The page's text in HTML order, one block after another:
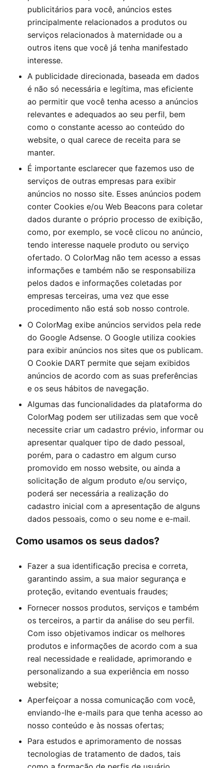
publicitários para você, anúncios estes
principalmente relacionados a produtos ou
serviços relacionados à maternidade ou a
outros itens que você já tenha manifestado
interesse.
A publicidade direcionada, baseada em dados
é não só necessária e legítima, mas eficiente
ao permitir que você tenha acesso a anúncios
relevantes e adequados ao seu perfil, bem
como o constante acesso ao conteúdo do
website, o qual carece de receita para se
manter.
É importante esclarecer que fazemos uso de
serviços de outras empresas para exibir
anúncios no nosso site. Esses anúncios podem
conter Cookies e/ou Web Beacons para coletar
dados durante o próprio processo de exibição,
como, por exemplo, se você clicou no anúncio,
tendo interesse naquele produto ou serviço
ofertado. O ColorMag não tem acesso a essas
informações e também não se responsabiliza
pelos dados e informações coletadas por
empresas terceiras, uma vez que esse
procedimento não está sob nosso controle.
O ColorMag exibe anúncios servidos pela rede
do Google Adsense. O Google utiliza cookies
para exibir anúncios nos sites que os publicam.
O Cookie DART permite que sejam exibidos
anúncios de acordo com as suas preferências
e os seus hábitos de navegação.
Algumas das funcionalidades da plataforma do
ColorMag podem ser utilizadas sem que você
necessite criar um cadastro prévio, informar ou
apresentar qualquer tipo de dado pessoal,
porém, para o cadastro em algum curso
promovido em nosso website, ou ainda a
solicitação de algum produto e/ou serviço,
poderá ser necessária a realização do
cadastro inicial com a apresentação de alguns
dados pessoais, como o seu nome e e-mail.
Como usamos os seus dados?
Fazer a sua identificação precisa e correta,
garantindo assim, a sua maior segurança e
proteção, evitando eventuais fraudes;
Fornecer nossos produtos, serviços e também
os terceiros, a partir da análise do seu perfil.
Com isso objetivamos indicar os melhores
produtos e informações de acordo com a sua
real necessidade e realidade, aprimorando e
personalizando a sua experiência em nosso
website;
Aperfeiçoar a nossa comunicação com você,
enviando-lhe e-mails para que tenha acesso ao
nosso conteúdo e às nossas ofertas;
Para estudos e aprimoramento de nossas
tecnologias de tratamento de dados, tais